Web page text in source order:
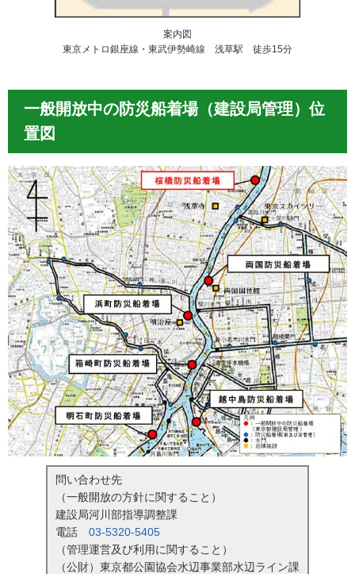
案内図
東京メトロ銀座線・東武伊勢崎線 浅草駅 徒歩15分
一般開放中の防災船着場（建設局管理）位
置図
問い合わせ先
（一般開放の方針に関すること）
建設局河川部指導調整課
電話 03-5320-5405
（管理運営及び利用に関すること）
（公財）東京都公園協会水辺事業部水辺ライン課